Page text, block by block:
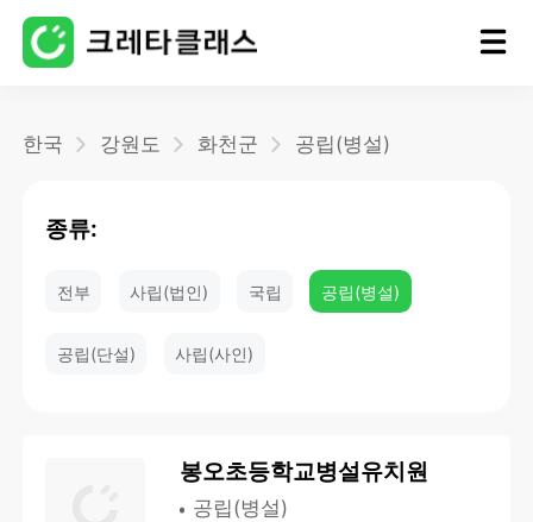
한국 강원도 화천군 공립(병설)
종류:
전부 사립(법인) 국립 공립(병설)
공립(단설) 사립(사인)
봉오초등학교병설유치원
공립(병설)